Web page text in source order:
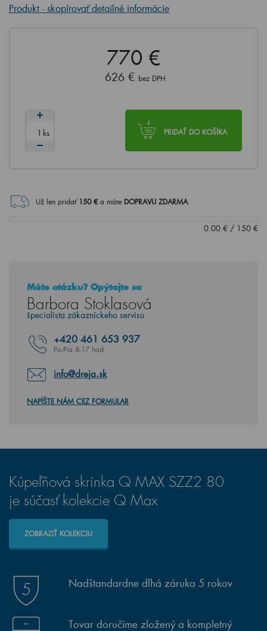
Produkt - skopírovať detailné informácie
770 €
626 € bez DPH
PRIDAŤ DO KOŠÍKA
ks
Už len pridať 150€ a máte DOPRAVU ZDARMA.
0.00 € / 150 €
Máte otázku? Opýtajte sa
Barbora Stoklasová
špecialista zákazníckeho servisu
+420 461 653 937
Po-Pia 8-17 hod
info@dreja.sk
NAPÍŠTE NÁM CEZ FORMULAR
Kúpeľňová skrinka Q MAX SZZ2 80
je súčasť kolekcie Q Max
ZOBRAZIŤ KOLEKCIU
Nadštandardne dlhá záruka 5 rokov
Tovar doručíme zložený a kompletný